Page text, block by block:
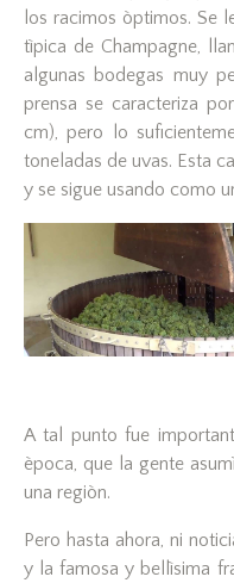
los racimos òptimos. Se
tìpica de Champagne,
algunas bodegas muy
prensa se caracteriza
cm), pero lo
toneladas de uvas. Esta
y se sigue usando como
A tal punto fue
època, que la gente
una regiòn.
Pero hasta ahora, ni
y la famosa y bellìsima